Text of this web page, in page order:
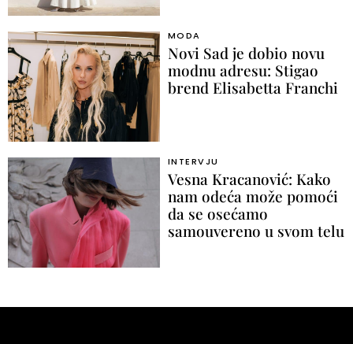
MODA
Novi Sad je dobio novu
modnu adresu: Stigao
brend Elisabetta Franchi
INTERVJU
Vesna Kracanović: Kako
nam odeća može pomoći
da se osećamo
samouvereno u svom telu